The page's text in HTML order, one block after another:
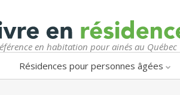
en habitation pour ainés au Québec
Résidences pour personnes âgées